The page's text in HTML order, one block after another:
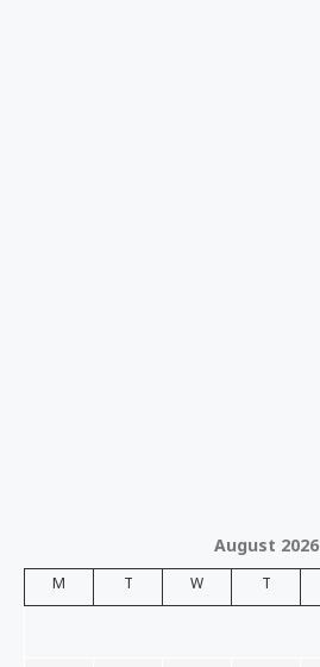
August 2026
M T W T